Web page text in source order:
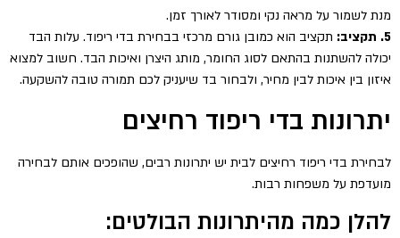
מנת לשמור על מראה נקי ומסודר לאורך זמן.
5. תקציב:
תקציב הוא כמובן גורם מרכזי בבחירת בדי ריפוד. עלות הבד
יכולה להשתנות בהתאם לסוג החומר, מותג היצרן ואיכות הבד. חשוב למצוא
איזון בין איכות לבין מחיר, ולבחור בד שיעניק לכם תמורה טובה להשקעה.
יתרונות בדי ריפוד רחיצים
לבחירת בדי ריפוד רחיצים לבית יש יתרונות רבים, שהופכים אותם לבחירה
מועדפת על משפחות רבות.
להלן כמה מהיתרונות הבולטים: